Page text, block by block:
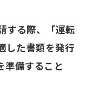
する際、「運転
した書類を発行
準備すること